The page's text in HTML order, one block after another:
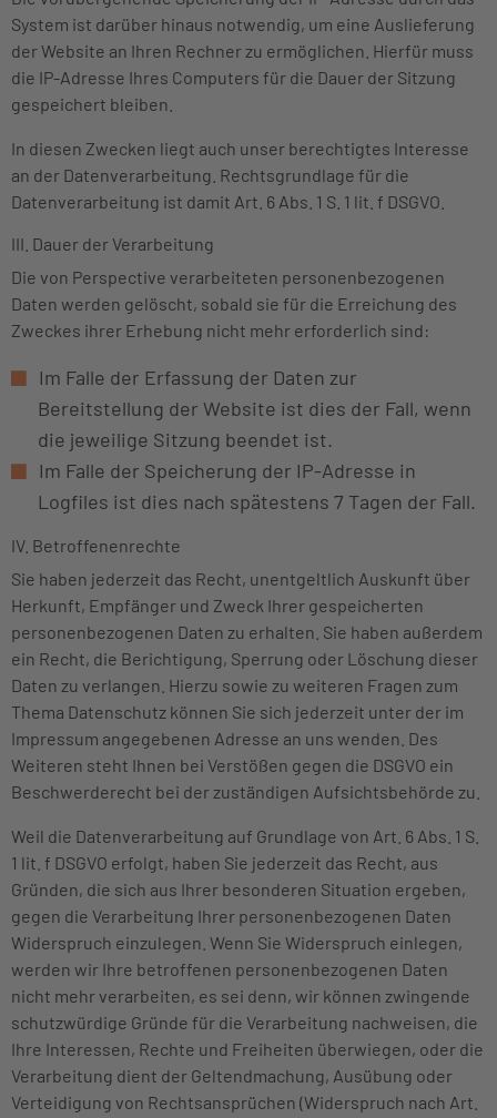
System ist darüber hinaus notwendig, um eine Auslieferung
der Website an Ihren Rechner zu ermöglichen. Hierfür muss
die IP-Adresse Ihres Computers für die Dauer der Sitzung
gespeichert bleiben.
In diesen Zwecken liegt auch unser berechtigtes Interesse
an der Datenverarbeitung. Rechtsgrundlage für die
Datenverarbeitung ist damit Art. 6 Abs. 1 S. 1 lit. f DSGVO.
III. Dauer der Verarbeitung
Die von Perspective verarbeiteten personenbezogenen
Daten werden gelöscht, sobald sie für die Erreichung des
Zweckes ihrer Erhebung nicht mehr erforderlich sind:
Im Falle der Erfassung der Daten zur
Bereitstellung der Website ist dies der Fall, wenn
die jeweilige Sitzung beendet ist.
Im Falle der Speicherung der IP-Adresse in
Logfiles ist dies nach spätestens 7 Tagen der Fall.
IV. Betroffenenrechte
Sie haben jederzeit das Recht, unentgeltlich Auskunft über
Herkunft, Empfänger und Zweck Ihrer gespeicherten
personenbezogenen Daten zu erhalten. Sie haben außerdem
ein Recht, die Berichtigung, Sperrung oder Löschung dieser
Daten zu verlangen. Hierzu sowie zu weiteren Fragen zum
Thema Datenschutz können Sie sich jederzeit unter der im
Impressum angegebenen Adresse an uns wenden. Des
Weiteren steht Ihnen bei Verstößen gegen die DSGVO ein
Beschwerderecht bei der zuständigen Aufsichtsbehörde zu.
Weil die Datenverarbeitung auf Grundlage von Art. 6 Abs. 1 S.
1 lit. f DSGVO erfolgt, haben Sie jederzeit das Recht, aus
Gründen, die sich aus Ihrer besonderen Situation ergeben,
gegen die Verarbeitung Ihrer personenbezogenen Daten
Widerspruch einzulegen. Wenn Sie Widerspruch einlegen,
werden wir Ihre betroffenen personenbezogenen Daten
nicht mehr verarbeiten, es sei denn, wir können zwingende
schutzwürdige Gründe für die Verarbeitung nachweisen, die
Ihre Interessen, Rechte und Freiheiten überwiegen, oder die
Verarbeitung dient der Geltendmachung, Ausübung oder
Verteidigung von Rechtsansprüchen (Widerspruch nach Art.